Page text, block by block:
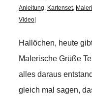
Anleitung, Kartenset,
Video
Hallöchen, heute
Malerische Grüße
alles daraus
gleich mal sagen,